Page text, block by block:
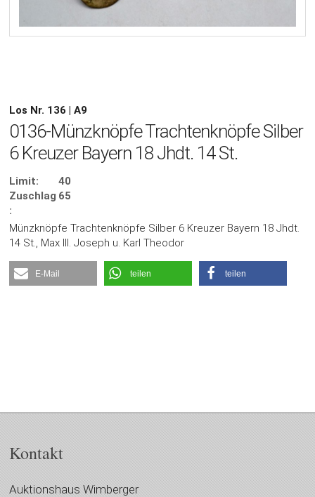
Los Nr. 136 | A9
0136-Münzknöpfe Trachtenknöpfe Silber
6 Kreuzer Bayern 18 Jhdt. 14 St.
Limit:
40
Zuschlag
:
65
Münzknöpfe Trachtenknöpfe Silber 6 Kreuzer Bayern 18 Jhdt.
14 St., Max III. Joseph u. Karl Theodor
E-Mail teilen teilen
Kontakt
Auktionshaus Wimberger